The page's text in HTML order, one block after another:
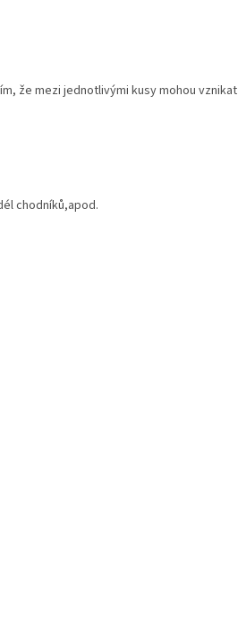
že mezi jednotlivými kusy mohou vznikat
chodníků,apod.